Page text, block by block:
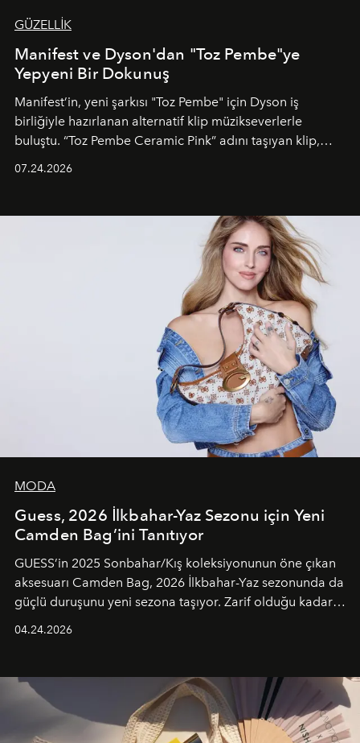
GÜZELLİK
Manifest ve Dyson'dan "Toz Pembe"ye
Yepyeni Bir Dokunuş
Manifest’in, yeni şarkısı "Toz Pembe" için Dyson iş
birliğiyle hazırlanan alternatif klip müzikseverlerle
buluştu. “Toz Pembe Ceramic Pink” adını taşıyan klip,
unsurlarından biri olarak öne çıkıyor.
07.24.2026
MODA
Guess, 2026 İlkbahar-Yaz Sezonu için Yeni
Camden Bag’ini Tanıtıyor
GUESS’in 2025 Sonbahar/Kış koleksiyonunun öne çıkan
aksesuarı Camden Bag, 2026 İlkbahar-Yaz sezonunda da
güçlü duruşunu yeni sezona taşıyor. Zarif olduğu kadar
04.24.2026